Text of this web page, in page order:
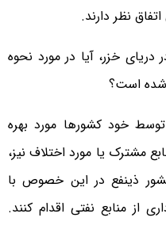
نظر دارند.
دریای خزر، آیا در مورد نحوه
شده است؟
توسط خود کشورها مورد بهره
مشترک یا مورد اختلاف نیز،
ذینفع در این خصوص با
از منابع نفتی اقدام کنند.